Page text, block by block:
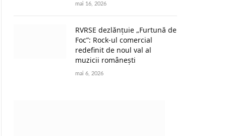
mai 16, 2026
RVRSE dezlănțuie „Furtună de
Foc”: Rock-ul comercial
redefinit de noul val al
muzicii românești
mai 6, 2026